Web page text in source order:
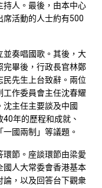
持人。最後，由本中心
席活動的人士約有500
並奏唱國歌。其後，大
完畢後，行政長官林鄭
民先生上台致辭。兩位
工作委員會主任沈春耀
主任主要談及中國
年的歷程和成就、
國兩制」等議題。
節。座談環節由梁愛
國人大常委會香港基本
論，以及回答台下觀衆